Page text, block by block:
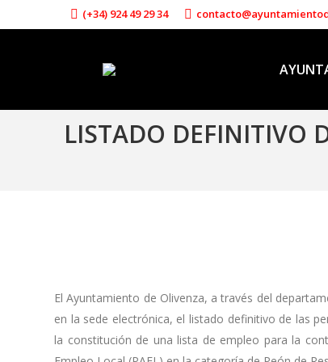
(+34) 924 49 29 34
LISTADO DEFINITIVO
El Ayuntamiento de Olivenza, a través del
en la sede electrónica, el listado definitivo de las
la constitución de una lista de empleo para la